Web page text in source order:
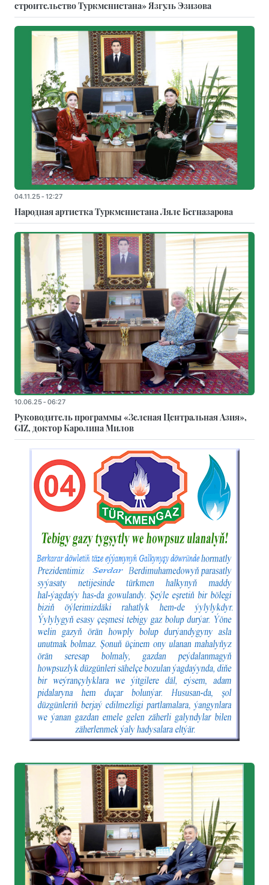
строительство Туркменистана» Язгуль Эзизова
04.11.25 - 12:27
Народная артистка Туркменистана Ляле Бегназарова
10.06.25 - 06:27
Руководитель программы «Зеленая Центральная Азия»,
GIZ, доктор Каролина Милов